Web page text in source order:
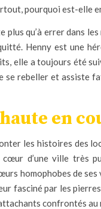
pourquoi est-elle
qu’à errer dans
Henny est une
elle a toujours été
se rebeller et assiste
en
les histoires des
d’une ville très
homophobes de
fasciné par les
confrontés